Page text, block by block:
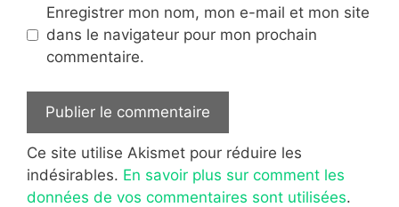
Enregistrer mon nom, mon e-mail et mon site
dans le navigateur pour mon prochain
commentaire.
Ce site utilise Akismet pour réduire les
indésirables. En savoir plus sur comment les
données de vos commentaires sont utilisées.